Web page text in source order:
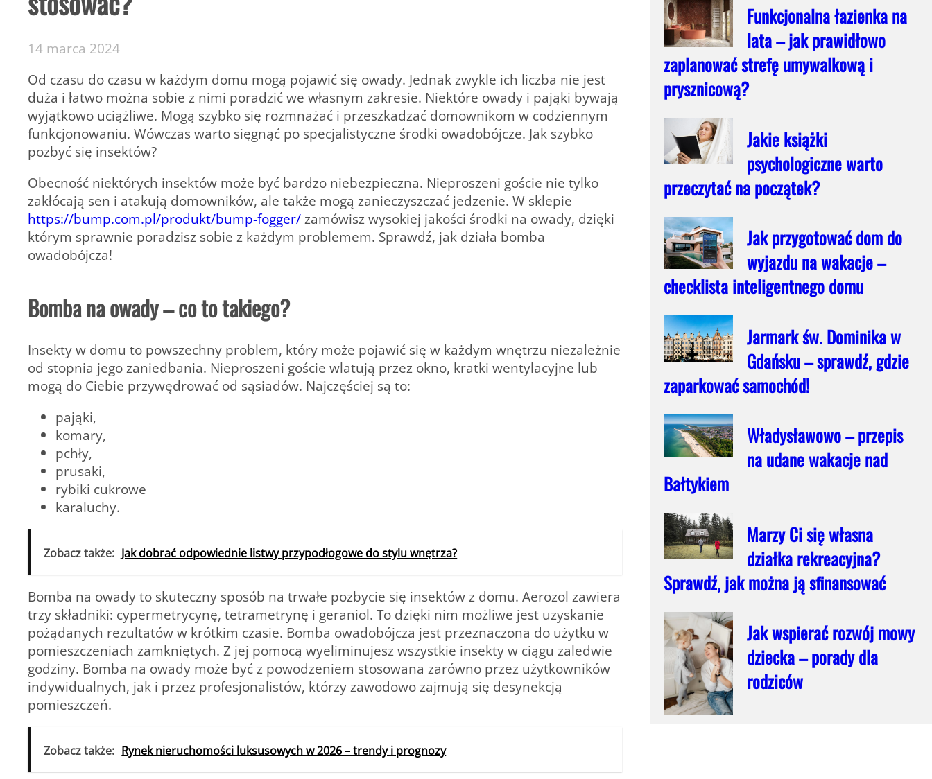
14 marca 2024
Od czasu do czasu w każdym domu mogą pojawić się owady. Jednak zwykle ich liczba nie jest
duża i łatwo można sobie z nimi poradzić we własnym zakresie. Niektóre owady i pająki bywają
wyjątkowo uciążliwe. Mogą szybko się rozmnażać i przeszkadzać domownikom w codziennym
funkcjonowaniu. Wówczas warto sięgnąć po specjalistyczne środki owadobójcze. Jak szybko
pozbyć się insektów?
Obecność niektórych insektów może być bardzo niebezpieczna. Nieproszeni goście nie tylko
zakłócają sen i atakują domowników, ale także mogą zanieczyszczać jedzenie. W sklepie
https://bump.com.pl/produkt/bump-fogger/zamówisz wysokiej jakości środki na owady, dzięki
którym sprawnie poradzisz sobie z każdym problemem. Sprawdź, jak działa bomba
owadobójcza!
Bomba na owady – co to takiego?
Insekty w domu to powszechny problem, który może pojawić się w każdym wnętrzu niezależnie
od stopnia jego zaniedbania. Nieproszeni goście wlatują przez okno, kratki wentylacyjne lub
mogą do Ciebie przywędrować od sąsiadów. Najczęściej są to:
pająki,
komary,
pchły,
prusaki,
rybiki cukrowe
karaluchy.
Zobacz także: Jak dobrać odpowiednie listwy przypodłogowe do stylu wnętrza?
Bomba na owady to skuteczny sposób na trwałe pozbycie się insektów z domu. Aerozol zawiera
trzy składniki: cypermetrycynę, tetrametrynę i geraniol. To dzięki nim możliwe jest uzyskanie
pożądanych rezultatów w krótkim czasie. Bomba owadobójcza jest przeznaczona do użytku w
pomieszczeniach zamkniętych. Z jej pomocą wyeliminujesz wszystkie insekty w ciągu zaledwie
godziny. Bomba na owady może być z powodzeniem stosowana zarówno przez użytkowników
indywidualnych, jak i przez profesjonalistów, którzy zawodowo zajmują się desynekcją
pomieszczeń.
Zobacz także: Rynek nieruchomości luksusowych w 2026 – trendy i prognozy
Funkcjonalna łazienka na
lata – jak prawidłowo
zaplanować strefę umywalkową i
prysznicową?
Jakie książki
psychologiczne warto
przeczytać na początek?
Jak przygotować dom do
wyjazdu na wakacje –
checklista inteligentnego domu
Jarmark św. Dominika w
Gdańsku – sprawdź, gdzie
zaparkować samochód!
Władysławowo – przepis
na udane wakacje nad
Bałtykiem
Marzy Ci się własna
działka rekreacyjna?
Sprawdź, jak można ją sfinansować
Jak wspierać rozwój mowy
dziecka – porady dla
rodziców